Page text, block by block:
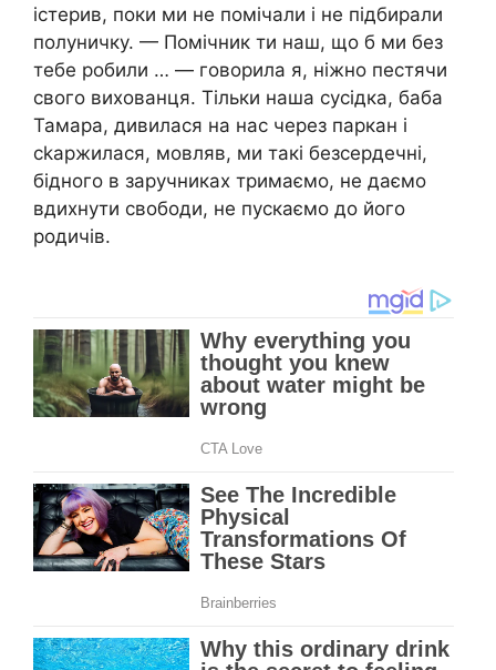
істерив, поки ми не помічали і не підбирали
полуничку. — Помічник ти наш, що б ми без
тебе робили … — говорила я, ніжно пестячи
свого вихованця. Тільки наша сусідка, баба
Тамара, дивилася на нас через паркан і
сkаржилася, мовляв, ми такі безсердечні,
бідного в заручниках тримаємо, не даємо
вдихнути свободи, не пускаємо до його
родичів.